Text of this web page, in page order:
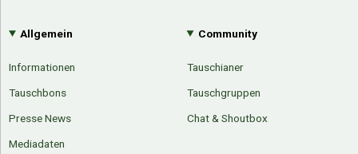
Allgemein
Informationen
Tauschbons
Presse News
Mediadaten
Community
Tauschianer
Tauschgruppen
Chat & Shoutbox